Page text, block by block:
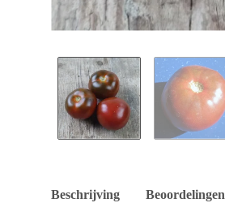
Beschrijving Beoordelingen